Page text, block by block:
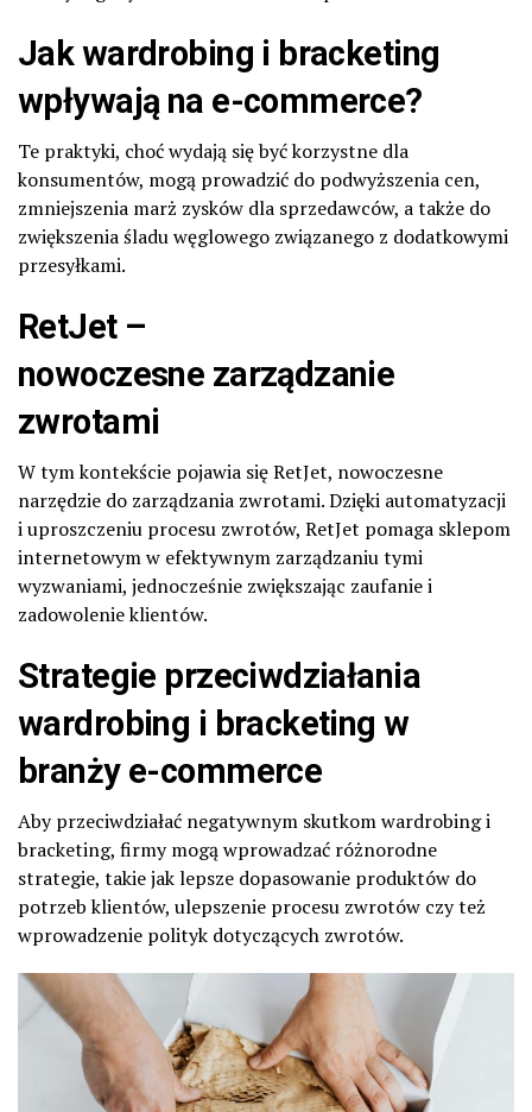
Jak wardrobing i bracketing
wpływają na e-commerce?
Te praktyki, choć wydają się być korzystne dla
konsumentów, mogą prowadzić do podwyższenia cen,
zmniejszenia marż zysków dla sprzedawców, a także do
zwiększenia śladu węglowego związanego z dodatkowymi
przesyłkami.
RetJet –
nowoczesne zarządzanie
zwrotami
W tym kontekście pojawia się RetJet, nowoczesne
narzędzie do zarządzania zwrotami. Dzięki automatyzacji
i uproszczeniu procesu zwrotów, RetJet pomaga sklepom
internetowym w efektywnym zarządzaniu tymi
wyzwaniami, jednocześnie zwiększając zaufanie i
zadowolenie klientów.
Strategie przeciwdziałania
wardrobing i bracketing w
branży e-commerce
Aby przeciwdziałać negatywnym skutkom wardrobing i
bracketing, firmy mogą wprowadzać różnorodne
strategie, takie jak lepsze dopasowanie produktów do
potrzeb klientów, ulepszenie procesu zwrotów czy też
wprowadzenie polityk dotyczących zwrotów.